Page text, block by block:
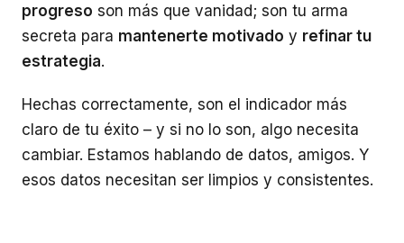
progreso son más que vanidad; son tu arma
secreta para mantenerte motivado y refinar tu
estrategia.
Hechas correctamente, son el indicador más
claro de tu éxito – y si no lo son, algo necesita
cambiar. Estamos hablando de datos, amigos. Y
esos datos necesitan ser limpios y consistentes.